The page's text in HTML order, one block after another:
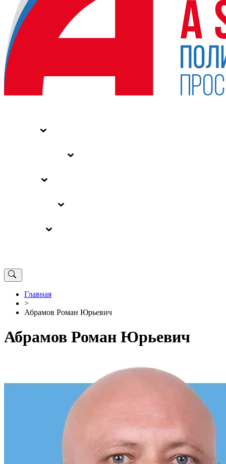
Главная
>
Абрамов Роман Юрьевич
Абрамов Роман Юрьевич